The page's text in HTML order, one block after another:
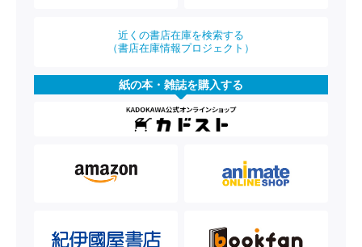
近くの書店在庫を検索する
（書店在庫情報プロジェクト）
紙の本・雑誌を購入する